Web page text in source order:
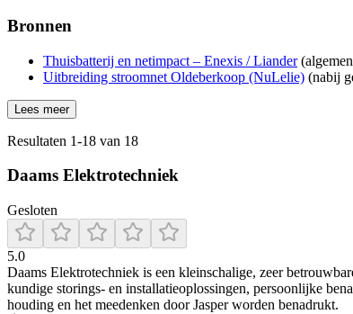
Bronnen
Thuisbatterij en netimpact – Enexis / Liander
Uitbreiding stroomnet Oldeberkoop (NuLelie) (nabij
Lees meer
Resultaten 1-18 van 18
Daams Elektrotechniek
Gesloten
5.0
Daams Elektrotechniek is een kleinschalige, zeer
kundige storings‑ en installatieoplossingen, persoonlijke
houding en het meedenken door Jasper worden benadrukt.